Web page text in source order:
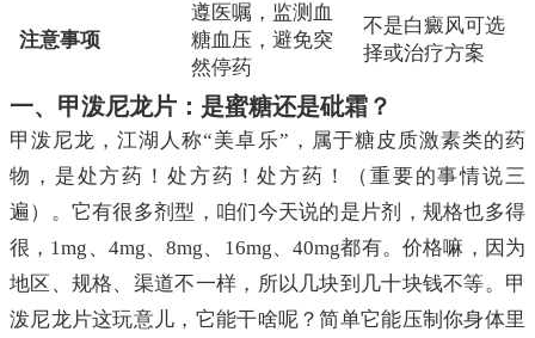
注意事项
遵医嘱，监测血
糖血压，避免突
然停药
不是白癜风可选
择或治疗方案
一、甲泼尼龙片：是蜜糖还是砒霜？
甲泼尼龙，江湖人称“美卓乐”，属于糖皮质激素类的药
物，是处方药！处方药！处方药！（重要的事情说三
遍）。它有很多剂型，咱们今天说的是片剂，规格也多得
很，1mg、4mg、8mg、16mg、40mg都有。价格嘛，因为
地区、规格、渠道不一样，所以几块到几十块钱不等。甲
泼尼龙片这玩意儿，它能干啥呢？简单它能压制你身体里